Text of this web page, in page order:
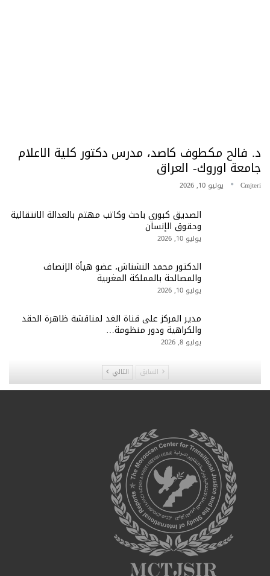
د. فالح مكطوف كاصد، مدرس دكتور كلية الاعلام
جامعة اوروك- العراق
Cmjteri يوليو 10, 2026
الصديق كبوري باحث وكاتب مهتم بالعدالة الانتقالية
وحقوق الإنسان
يوليو 10, 2026
الدكتور محمد النشناش، عضو هيأة الإنصاف
والمصالحة بالمملكة المغربية
يوليو 10, 2026
مدير المركز على قناة الغد لمناقشة ظاهرة الحقد
والكراهية ودور منظومة…
يوليو 8, 2026
السابق التالي